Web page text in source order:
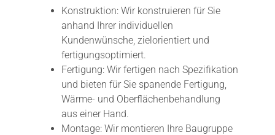
Konstruktion: Wir konstruieren für Sie
anhand Ihrer individuellen
Kundenwünsche, zielorientiert und
fertigungsoptimiert.
Fertigung: Wir fertigen nach Spezifikation
und bieten für Sie spanende Fertigung,
Wärme- und Oberflächenbehandlung
aus einer Hand.
Montage: Wir montieren Ihre Baugruppe